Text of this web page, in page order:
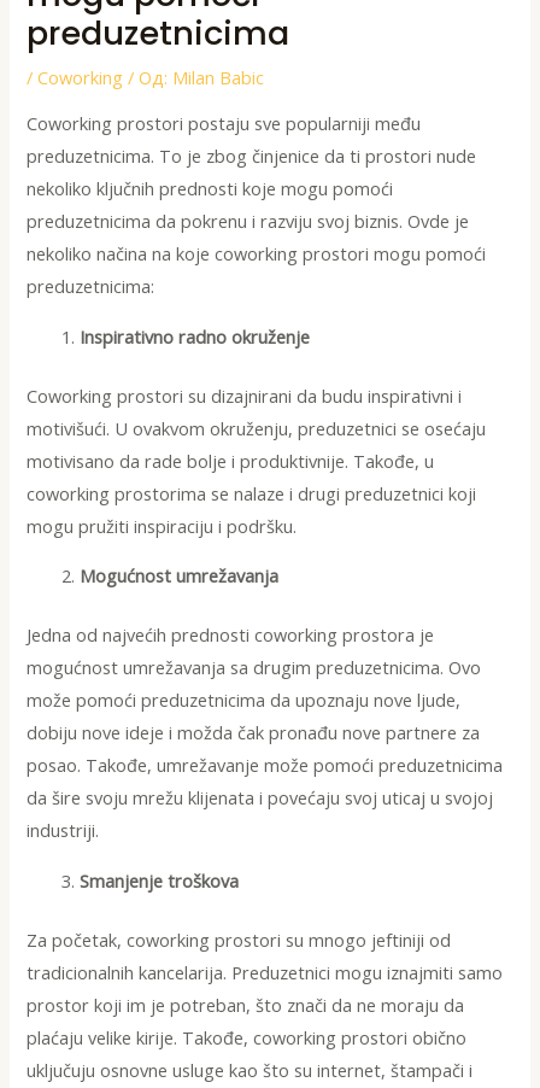
preduzetnicima
/Coworking / Од: Milan Babic
Coworking prostori postaju sve popularniji među
preduzetnicima. To je zbog činjenice da ti prostori nude
nekoliko ključnih prednosti koje mogu pomoći
preduzetnicima da pokrenu i razviju svoj biznis. Ovde je
nekoliko načina na koje coworking prostori mogu pomoći
preduzetnicima:
Inspirativno radno okruženje
Coworking prostori su dizajnirani da budu inspirativni i
motivišući. U ovakvom okruženju, preduzetnici se osećaju
motivisano da rade bolje i produktivnije. Takođe, u
coworking prostorima se nalaze i drugi preduzetnici koji
mogu pružiti inspiraciju i podršku.
Mogućnost umrežavanja
Jedna od najvećih prednosti coworking prostora je
mogućnost umrežavanja sa drugim preduzetnicima. Ovo
može pomoći preduzetnicima da upoznaju nove ljude,
dobiju nove ideje i možda čak pronađu nove partnere za
posao. Takođe, umrežavanje može pomoći preduzetnicima
da šire svoju mrežu klijenata i povećaju svoj uticaj u svojoj
industriji.
Smanjenje troškova
Za početak, coworking prostori su mnogo jeftiniji od
tradicionalnih kancelarija. Preduzetnici mogu iznajmiti samo
prostor koji im je potreban, što znači da ne moraju da
plaćaju velike kirije. Takođe, coworking prostori obično
uključuju osnovne usluge kao što su internet, štampači i